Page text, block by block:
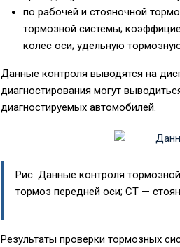
по рабочей и стояночной
тормозной системы;
колес оси; удельную
Данные контроля выводятся на
диагностирования могут
диагностируемых автомобилей.
Рис. Данные контроля
тормоз передней оси; СТ —
Результаты проверки тормозных